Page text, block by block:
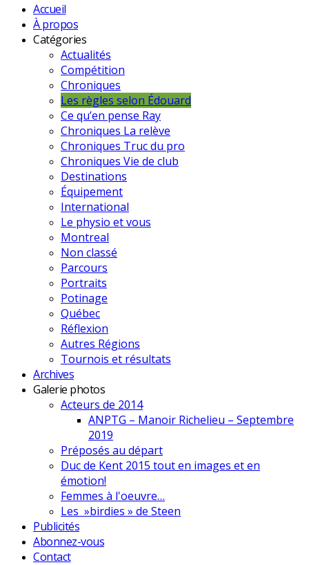
Accueil
À propos
Catégories
Actualités
Compétition
Chroniques
Les règles selon Édouard
Ce qu’en pense Ray
Chroniques La relève
Chroniques Truc du pro
Chroniques Vie de club
Destinations
Équipement
International
Le physio et vous
Montreal
Non classé
Parcours
Portraits
Potinage
Québec
Réflexion
Autres Régions
Tournois et résultats
Archives
Galerie photos
Acteurs de 2014
ANPTG – Manoir Richelieu – Septembre
2019
Préposés au départ
Duc de Kent 2015 tout en images et en
émotion!
Femmes à l'oeuvre…
Les »birdies » de Steen
Publicités
Abonnez-vous
Contact